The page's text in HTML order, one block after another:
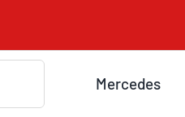
Mercedes